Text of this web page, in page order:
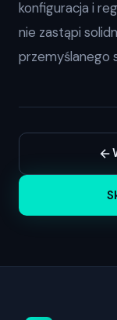
konfiguracja i
nie zastąpi
przemyślanego